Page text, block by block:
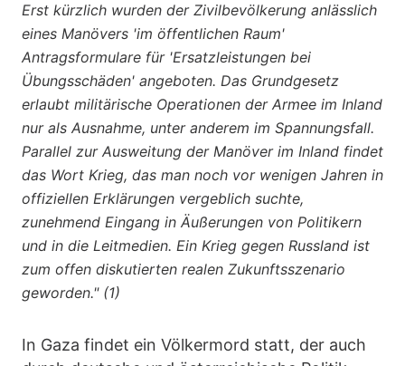
Erst kürzlich wurden der Zivilbevölkerung anlässlich
eines Manövers 'im öffentlichen Raum'
Antragsformulare für 'Ersatzleistungen bei
Übungsschäden' angeboten. Das Grundgesetz
erlaubt militärische Operationen der Armee im Inland
nur als Ausnahme, unter anderem im Spannungsfall.
Parallel zur Ausweitung der Manöver im Inland findet
das Wort Krieg, das man noch vor wenigen Jahren in
offiziellen Erklärungen vergeblich suchte,
zunehmend Eingang in Äußerungen von Politikern
und in die Leitmedien. Ein Krieg gegen Russland ist
zum offen diskutierten realen Zukunftsszenario
geworden." (1)
In Gaza findet ein Völkermord statt, der auch